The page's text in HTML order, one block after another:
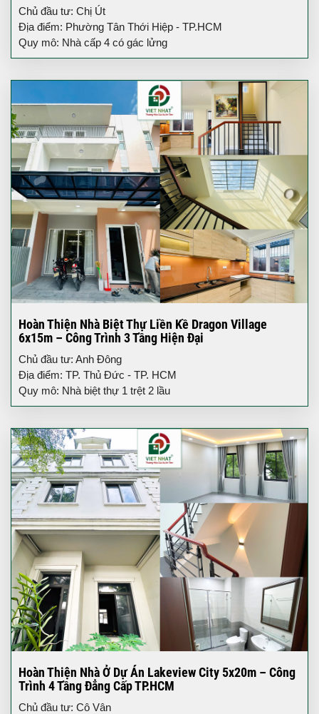
Chủ đầu tư: Chị Út
Địa điểm: Phường Tân Thới Hiệp - TP.HCM
Quy mô: Nhà cấp 4 có gác lửng
Hoàn Thiện Nhà Biệt Thự Liền Kề Dragon Village
6x15m – Công Trình 3 Tầng Hiện Đại
Chủ đầu tư: Anh Đông
Địa điểm: TP. Thủ Đức - TP. HCM
Quy mô: Nhà biệt thự 1 trệt 2 lầu
Hoàn Thiện Nhà Ở Dự Án Lakeview City 5x20m – Công
Trình 4 Tầng Đẳng Cấp TP.HCM
Chủ đầu tư: Cô Vân